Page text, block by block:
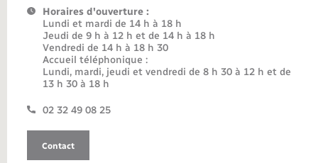
Horaires d'ouverture :
Lundi et mardi de 14 h à 18 h
Jeudi de 9 h à 12 h et de 14 h à 18 h
Vendredi de 14 h à 18 h 30
Accueil téléphonique :
Lundi, mardi, jeudi et vendredi de 8 h 30 à 12 h et de
13 h 30 à 18 h
02 32 49 08 25
Contact